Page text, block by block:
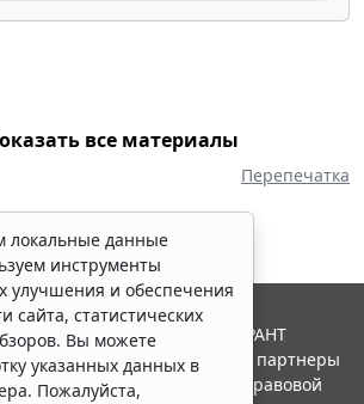
все материалы
Перепечатка
локальные данные
инструменты
улучшения и обеспечения
сайта, статистических
Вы можете
указанных данных в
Пожалуйста,
СЕРВИС", 2026. Система ГАРАНТ
года. Компания "Гарант" и ее партнеры
Российской ассоциации правовой